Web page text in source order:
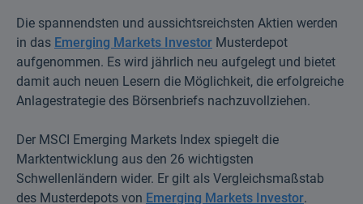
Die spannendsten und aussichtsreichsten Aktien werden
in das Emerging Markets Investor Musterdepot
aufgenommen. Es wird jährlich neu aufgelegt und bietet
damit auch neuen Lesern die Möglichkeit, die erfolgreiche
Anlagestrategie des Börsenbriefs nachzuvollziehen.
Der MSCI Emerging Markets Index spiegelt die
Marktentwicklung aus den 26 wichtigsten
Schwellenländern wider. Er gilt als Vergleichsmaßstab
des Musterdepots von Emerging Markets Investor.